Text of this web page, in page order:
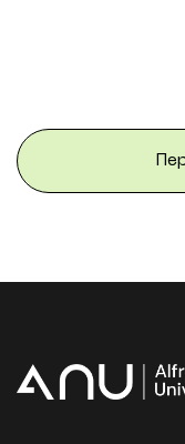
трьох насичених
додому з новими